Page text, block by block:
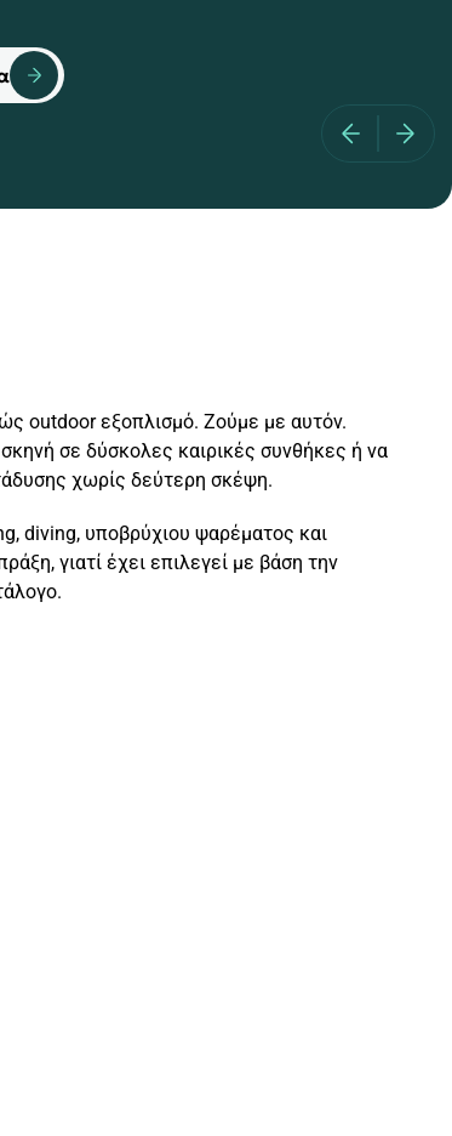
outdoor εξοπλισμό. Ζούμε με αυτόν.
σε δύσκολες καιρικές συνθήκες ή να
χωρίς δεύτερη σκέψη.
diving, υποβρύχιου ψαρέματος και
γιατί έχει επιλεγεί με βάση την